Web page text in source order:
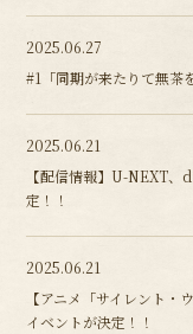
2025.06.27
#1「同期が来たりて無茶
2025.06.21
【配信情報】U-NEXT、
定！！
2025.06.21
【アニメ「サイレント
イベントが決定！！